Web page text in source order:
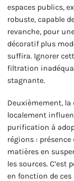
espaces publics,
robuste, capable
revanche, pour
décoratif plus
suffira. Ignorer
filtration
stagnante.
Deuxièmement,
localement
purification à
régions :
matières en
les sources.
en fonction de